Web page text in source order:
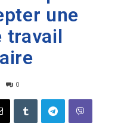
une
travail
0